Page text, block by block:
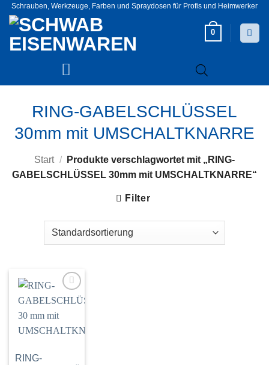
Zum
Inhalt
springen
Schrauben, Werkzeuge, Farben und Spraydosen für Profis und Heimwerker
0
RING-GABELSCHLÜSSEL
30mm mit UMSCHALTKNARRE
Start /
Produkte verschlagwortet mit „RING-
GABELSCHLÜSSEL 30mm mit UMSCHALTKNARRE“
Filter
Zur
hinzufügen
RING-